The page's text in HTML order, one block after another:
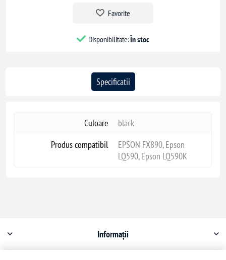
Favorite
Disponibilitate:În stoc
Specificatii
Culoare
black
Produs compatibil
EPSON FX890, Epson
LQ590, Epson LQ590K
Informații